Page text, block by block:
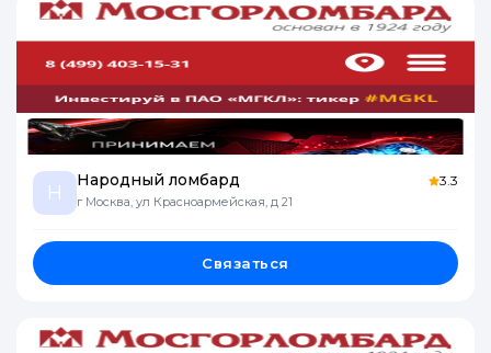
Н
Народный ломбард
г Москва, ул Красноармейская, д 21
3.3
Связаться